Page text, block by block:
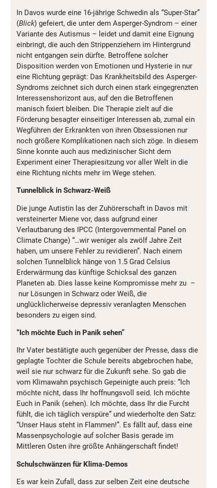
In Davos wurde eine 16-jährige Schwedin als “Super-Star”
(Blick) gefeiert, die unter dem Asperger-Syndrom – einer
Variante des Autismus – leidet und damit eine Eignung
einbringt, die auch den Strippenziehern im Hintergrund
nicht entgangen sein dürfte. Betroffene solcher
Disposition werden von Emotionen und Hysterie in nur
eine Richtung geprägt: Das Krankheitsbild des Asperger-
Syndroms zeichnet sich durch einen stark eingegrenzten
Interessenshorizont aus, auf den die Betroffenen
manisch fixiert bleiben. Die Therapie zielt auf die
Förderung besagter einseitiger Interessen ab, zumal ein
Wegführen der Erkrankten von ihren Obsessionen nur
noch größere Komplikationen nach sich zöge. In diesem
Sinne konnte auch aus medizinischer Sicht dem
Experiment einer Therapiesitzung vor aller Welt in die
eine Richtung nichts mehr im Wege stehen.
Tunnelblick in Schwarz-Weiß
Die junge Autistin las der Zuhörerschaft in Davos mit
versteinerter Miene vor, dass aufgrund einer
Verlautbarung des IPCC (Intergovernmental Panel on
Climate Change) “…wir weniger als zwölf Jahre Zeit
haben, um unsere Fehler zu revidieren”. Nach einem
solchen Tunnelblick hänge von 1.5 Grad Celsius
Erderwärmung das künftige Schicksal des ganzen
Planeten ab. Dies lasse keine Kompromisse mehr zu –
nur Lösungen in Schwarz oder Weiß, die
unglücklicherweise depressiv veranlagten Menschen
besonders zu eigen sind.
“Ich möchte Euch in Panik sehen”
Ihr Vater bestätigte auch gegenüber der Presse, dass die
geplagte Tochter die Schule bereits abgebrochen habe,
weil sie nur schwarz für die Zukunft sehe. So gab die
vom Klimawahn psychisch Gepeinigte auch preis: “Ich
möchte nicht, dass Ihr hoffnungsvoll seid. Ich möchte
Euch in Panik (sehen). Ich möchte, dass Ihr die Furcht
fühlt, die ich täglich verspüre” und wiederholte den Satz:
“Unser Haus steht in Flammen!”. Es fällt auf, dass eine
Massenpsychologie auf solcher Basis gerade im
Mittleren Osten ihre größte Anhängerschaft findet!
Schulschwänzen für Klima-Demos
Es war kein Zufall, dass zur selben Zeit eine deutsche